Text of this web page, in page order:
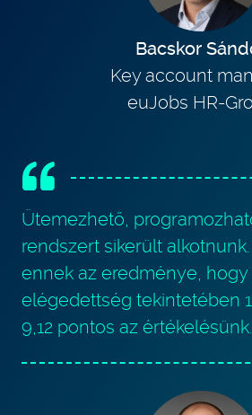
Bacskor
Key account
euJobs HR-
Ütemezhető,
rendszert sikerült
ennek az eredménye,
elégedettség tekintetében
9,12 pontos az értékelésünk.